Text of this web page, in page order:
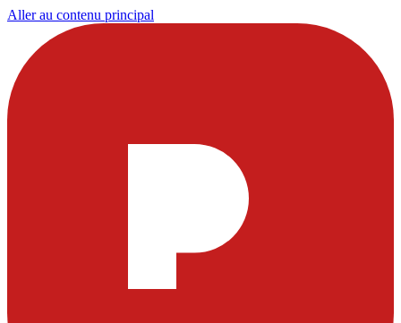
Aller au contenu principal